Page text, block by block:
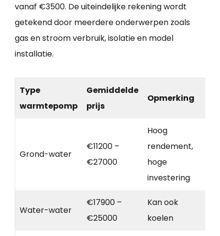
vanaf €3500. De uiteindelijke rekening wordt
getekend door meerdere onderwerpen zoals
gas en stroom verbruik, isolatie en model
installatie.
Type
warmtepomp
Gemiddelde
prijs
Opmerking
Grond-water
€11200 –
€27000
Hoog
rendement,
hoge
investering
Water-water
€17900 –
€25000
Kan ook
koelen